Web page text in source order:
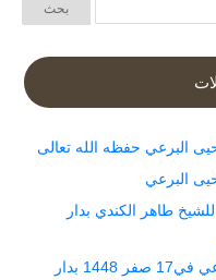
البرعي حفظه الله تعالى
البرعي
صفر 1448 محاضرة للشيخ طاهر الكندي بدار
الإيمان بالقدر خطبة الشيخ حسين الشراعي في17 صفر 1448 بدار